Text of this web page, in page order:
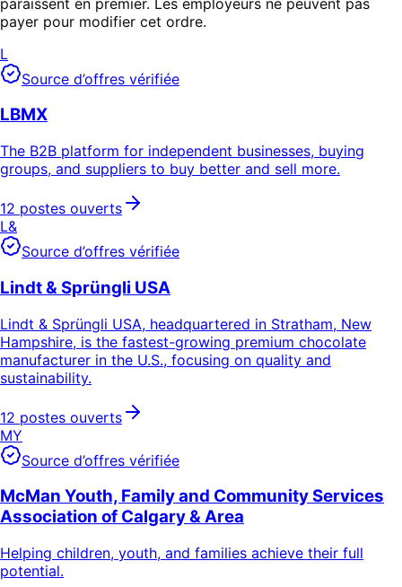
payer pour modifier cet ordre.
L
Source d’offres vérifiée
LBMX
The B2B platform for independent businesses, buying
groups, and suppliers to buy better and sell more.
12 postes ouverts
L&
Source d’offres vérifiée
Lindt & Sprüngli USA
Lindt & Sprüngli USA, headquartered in Stratham, New
Hampshire, is the fastest-growing premium chocolate
manufacturer in the U.S., focusing on quality and
sustainability.
12 postes ouverts
MY
Source d’offres vérifiée
McMan Youth, Family and Community Services
Association of Calgary & Area
Helping children, youth, and families achieve their full
potential.